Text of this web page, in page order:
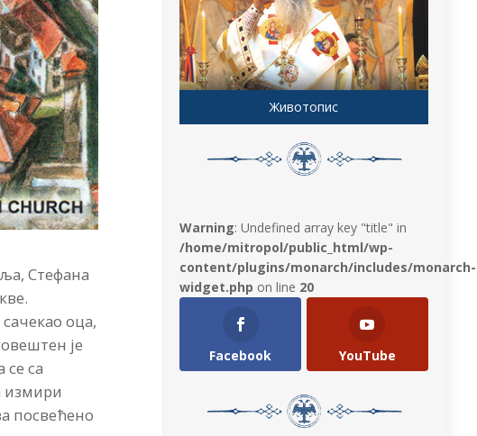
Стефана
оца,
је
са
измири
посвећено
Животопис
Warning: Undefined array key "title" in
/home/mitropol/public_html/wp-
content/plugins/monarch/includes/monarch-
widget.php on line 20
Facebook YouTube